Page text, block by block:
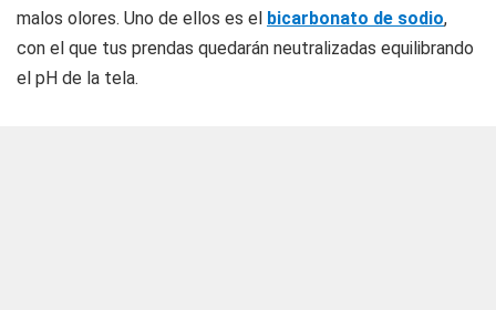
malos olores. Uno de ellos es el bicarbonato de sodio,
con el que tus prendas quedarán neutralizadas equilibrando
el pH de la tela.